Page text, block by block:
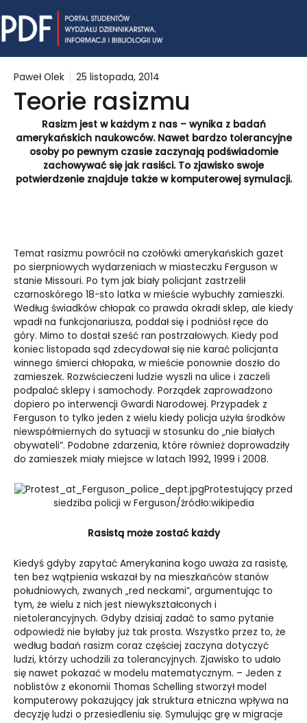
to
content
Paweł Olek 25 listopada, 2014
Teorie rasizmu
Rasizm jest w każdym z nas – wynika z badań
amerykańskich naukowców. Nawet bardzo tolerancyjne
osoby po pewnym czasie zaczynają podświadomie
zachowywać się jak rasiści. To zjawisko swoje
potwierdzenie znajduje także w komputerowej symulacji.
Temat rasizmu powrócił na czołówki amerykańskich gazet
po sierpniowych wydarzeniach w miasteczku Ferguson w
stanie Missouri. Po tym jak biały policjant zastrzelił
czarnoskórego 18-sto latka w mieście wybuchły zamieszki.
Według świadków chłopak co prawda okradł sklep, ale kiedy
wpadł na funkcjonariusza, poddał się i podniósł ręce do
góry. Mimo to dostał sześć ran postrzałowych. Kiedy pod
koniec listopada sąd zdecydował się nie karać policjanta
winnego śmierci chłopaka, w mieście ponownie doszło do
zamieszek. Rozwścieczeni ludzie wyszli na ulice i zaczeli
podpalać sklepy i samochody. Porządek zaprowadzono
dopiero po interwencji Gwardi Narodowej. Przypadek z
Ferguson to tylko jeden z wielu kiedy policja użyła środków
niewspółmiernych do sytuacji w stosunku do „nie białych
obywateli”. Podobne zdarzenia, które również doprowadziły
do zamieszek miały miejsce w latach 1992, 1999 i 2008.
Protestujący przed
siedziba policji w Ferguson/źródło:wikipedia
Rasistą może zostać każdy
Kiedyś gdyby zapytać Amerykanina kogo uważa za rasistę,
ten bez wątpienia wskazał by na mieszkańców stanów
południowych, zwanych „red neckami”, argumentując to
tym, że wielu z nich jest niewykształconych i
nietolerancyjnych. Gdyby dzisiaj zadać to samo pytanie
odpowiedź nie byłaby już tak prosta. Wszystko przez to, że
według badań rasizm coraz częściej zaczyna dotyczyć
ludzi, którzy uchodzili za tolerancyjnych. Zjawisko to udało
się nawet pokazać w modelu matematycznym. – Jeden z
noblistów z ekonomii Thomas Schelling stworzył model
komputerowy pokazujący jak struktura etniczna wpływa na
decyzję ludzi o przesiedleniu się. Symulując grę w migracje